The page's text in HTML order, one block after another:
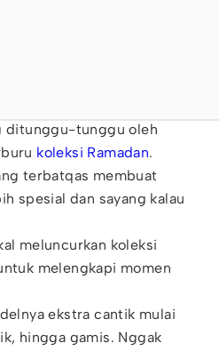
ditunggu-tunggu oleh
koleksi Ramadan.
terbatqas membuat
spesial dan sayang kalau
meluncurkan koleksi
melengkapi momen
ekstra cantik mulai
hingga gamis. Nggak